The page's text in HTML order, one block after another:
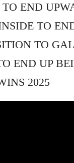
END
TO
TO
END UP
2025